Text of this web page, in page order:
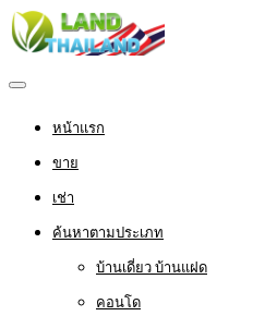
หน้าแรก
ขาย
เช่า
ค้นหาตามประเภท
บ้านเดี่ยว บ้านแฝด
คอนโด